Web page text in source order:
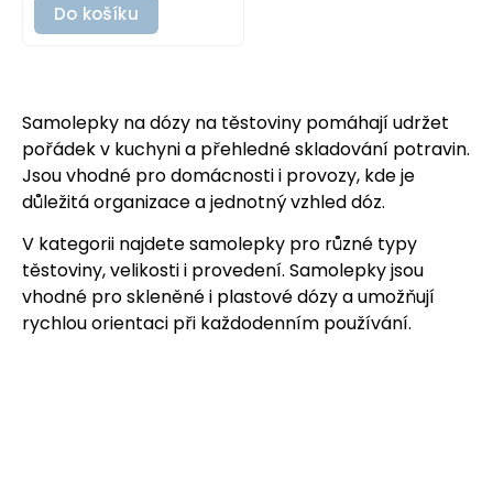
Do košíku
Samolepky na dózy na těstoviny pomáhají udržet
pořádek v kuchyni a přehledné skladování potravin.
Jsou vhodné pro domácnosti i provozy, kde je
důležitá organizace a jednotný vzhled dóz.
V kategorii najdete samolepky pro různé typy
těstoviny, velikosti i provedení. Samolepky jsou
vhodné pro skleněné i plastové dózy a umožňují
rychlou orientaci při každodenním používání.